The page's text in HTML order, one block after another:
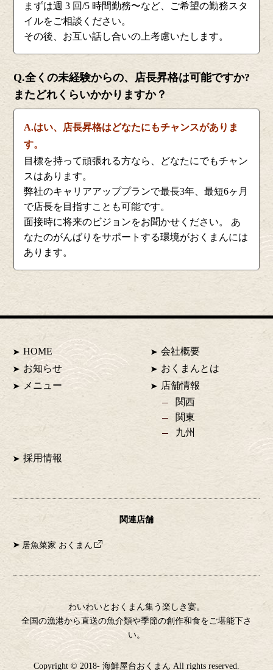
まずは週 3 回/5 時間勤務〜など、ご希望の勤務スタ
イルをご相談ください。
その後、お互い話し合いの上考慮いたします。
Q.全くの未経験からの、店長昇格は可能ですか?
またどれくらいかかりますか？
A.はい、店長昇格はどなたにもチャンスがありま
す。
目標を持って頑張れる方なら、どなたにでもチャン
スはあります。
弊社のキャリアアッププランで最長3年、最短6ヶ月
で店長を目指すことも可能です。
面接時に将来のビジョンをお聞かせください。 あ
なたのがんばりをサポートする環境がおくまんには
あります。
HOME
会社概要
お知らせ
おくまんとは
メニュー
店舗情報
関西
関東
九州
採用情報
関連店舗
居魚菜家 おくまん
わいわいとおくまん集う楽しき宴。
全国の漁港から直送の魚介類や季節の創作和食をご堪能下さ
い。
Copyright © 2018- 海鮮屋台おくまん All rights reserved.